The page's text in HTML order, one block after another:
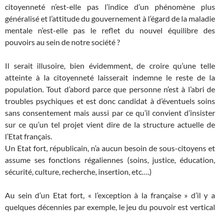
citoyenneté n’est-elle pas l’indice d’un phénomène plus
généralisé et l’attitude du gouvernement à l’égard de la maladie
mentale n’est-elle pas le reflet du nouvel équilibre des
pouvoirs au sein de notre société ?
Il serait illusoire, bien évidemment, de croire qu’une telle
atteinte à la citoyenneté laisserait indemne le reste de la
population. Tout d’abord parce que personne n’est à l’abri de
troubles psychiques et est donc candidat à d’éventuels soins
sans consentement mais aussi par ce qu’il convient d’insister
sur ce qu’un tel projet vient dire de la structure actuelle de
l’Etat français.
Un Etat fort, républicain, n’a aucun besoin de sous-citoyens et
assume ses fonctions régaliennes (soins, justice, éducation,
sécurité, culture, recherche, insertion, etc….)
Au sein d’un Etat fort, « l’exception à la française » d’il y a
quelques décennies par exemple, le jeu du pouvoir est vertical